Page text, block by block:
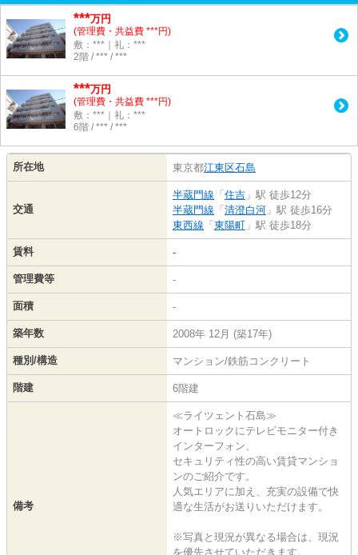
***万円
(管理費・共益費 ***円)
敷：***｜礼：***
2階 / *** / ***
***万円
(管理費・共益費 ***円)
敷：***｜礼：***
6階 / *** / ***
所在地 東京都江東区石島
交通
半蔵門線 「 住吉 」駅 徒歩12分
半蔵門線 「 清澄白河 」駅 徒歩16分
東西線 「 東陽町 」駅 徒歩18分
賃料 -
管理費等 -
面積 -
築年数 2008年 12月 (築17年)
種別/構造 マンション/鉄筋コンクリート
階建 6階建
備考
≪ライツェント石島≫
オートロックにテレビモニター付き
インターフォン、
セキュリティ性の高い賃貸マンショ
ンのご紹介です。
人気エリアに加え、充実の設備で快
適な生活がお送りいただけます。
※写真と現況が異なる場合は、現況
を優先させていただきます。